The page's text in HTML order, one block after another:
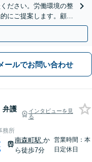
ださい。労働環境の整
にご提案します。顧問
駅5分】
ールでお問い合わせ
弁護
インタビューを見
る
務所
南森町駅 か
ら徒歩7分
営業時間：本
日定休日